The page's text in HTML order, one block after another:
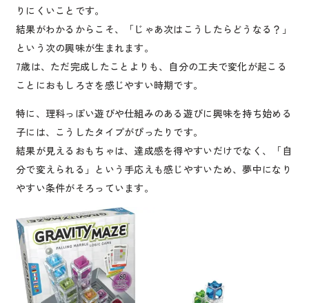
りにくいことです。
結果がわかるからこそ、「じゃあ次はこうしたらどうなる？」
という次の興味が生まれます。
7歳は、ただ完成したことよりも、自分の工夫で変化が起こる
ことにおもしろさを感じやすい時期です。
特に、理科っぽい遊びや仕組みのある遊びに興味を持ち始める
子には、こうしたタイプがぴったりです。
結果が見えるおもちゃは、達成感を得やすいだけでなく、「自
分で変えられる」という手応えも感じやすいため、夢中になり
やすい条件がそろっています。